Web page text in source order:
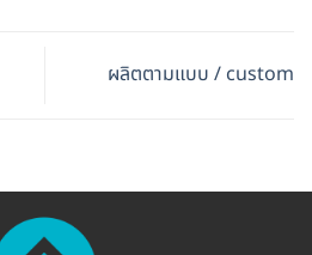
ผลิตตามแบบ / custom